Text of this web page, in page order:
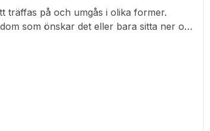
studiecirkel för sina medlemmar den
och surfplattans olika
e-post och mycket mer.
träffas på och umgås i olika former.
som önskar det eller bara sitta ner och
så kan det vara